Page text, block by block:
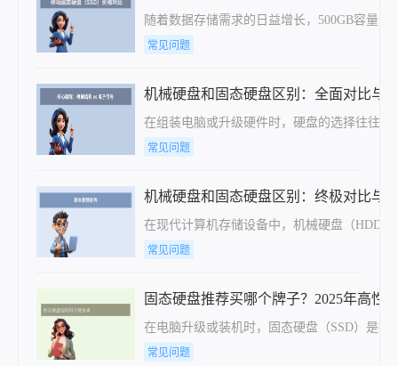
随着数据存储需求的日益增长，500GB容量
常见问题
机械硬盘和固态硬盘区别：全面对比与
在组装电脑或升级硬件时，硬盘的选择往往
常见问题
机械硬盘和固态硬盘区别：终极对比与
在现代计算机存储设备中，机械硬盘（HDD
常见问题
固态硬盘推荐买哪个牌子？2025年高性
在电脑升级或装机时，固态硬盘（SSD）是
常见问题